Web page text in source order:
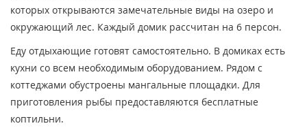
которых открываются замечательные виды на озеро и
окружающий лес. Каждый домик рассчитан на 6 персон.
Еду отдыхающие готовят самостоятельно. В домиках есть
кухни со всем необходимым оборудованием. Рядом с
коттеджами обустроены мангальные площадки. Для
приготовления рыбы предоставляются бесплатные
коптильни.